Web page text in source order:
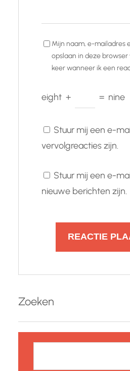
Mijn naam, e-mailadres
opslaan in deze
keer wanneer ik een
eight + = nine
Stuur mij een e-
vervolgreacties zijn.
Stuur mij een e-
nieuwe berichten zijn.
Zoeken